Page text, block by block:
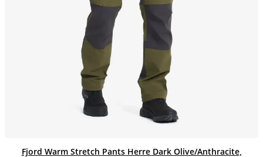
Fjord Warm Stretch Pants Herre Dark Olive/Anthracite,